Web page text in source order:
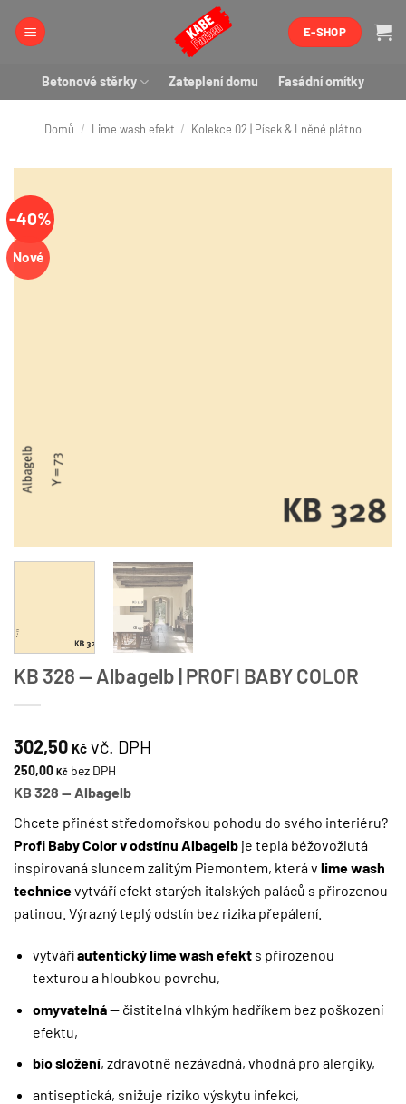
E-SHOP
Betonové stěrky Zateplení domu Fasádní omítky
Domů / Lime wash efekt / Kolekce 02 | Písek & Lněné plátno
-40%
Nové
KB 328 — Albagelb | PROFI BABY COLOR
302,50 Kč vč. DPH
250,00 Kč bez DPH
KB 328 — Albagelb
Chcete přinést středomořskou pohodu do svého interiéru?
Profi Baby Color v odstínu Albagelb je teplá béžovožlutá
inspirovaná sluncem zalitým Piemontem, která v lime wash
technicevytváří efekt starých italských paláců s přirozenou
patinou. Výrazný teplý odstín bez rizika přepálení.
vytváříautentický lime wash efekts přirozenou
texturou a hloubkou povrchu,
omyvatelná— čistitelná vlhkým hadříkem bez poškození
efektu,
bio složení, zdravotně nezávadná, vhodná pro alergiky,
antiseptická, snižuje riziko výskytu infekcí,